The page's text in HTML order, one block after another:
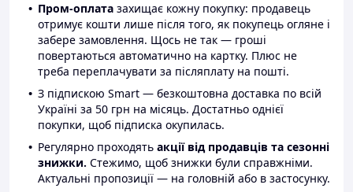
Пром-оплата захищає кожну покупку: продавець
отримує кошти лише після того, як покупець огляне і
забере замовлення. Щось не так — гроші
повертаються автоматично на картку. Плюс не
треба переплачувати за післяплату на пошті.
З підпискою Smart — безкоштовна доставка по всій
Україні за 50 грн на місяць. Достатньо однієї
покупки, щоб підписка окупилась.
Регулярно проходять акції від продавців та сезонні
знижки. Стежимо, щоб знижки були справжніми.
Актуальні пропозиції — на головній або в застосунку.